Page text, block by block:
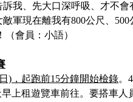
我、先大口深呼吸、才不
軍現在離我有800公尺、
（會員：小語）
)，起跑前15分鐘開始檢錄。
上租遊覽車前往。要搭車人